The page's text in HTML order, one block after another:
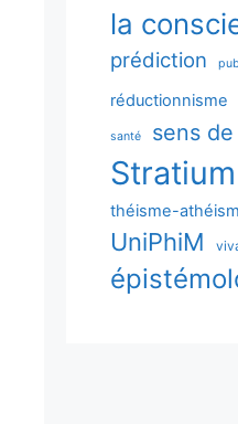
la
prédiction
réductionnisme
santé sens
Stratium
théisme-
UniPhiM